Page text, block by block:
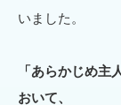
いました。
「あらかじめ
おいて、